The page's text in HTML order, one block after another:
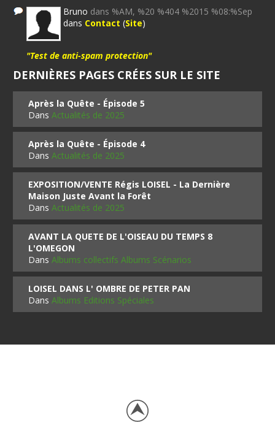
Bruno dans %AM, %20 %404 %2015 %08:%Sep
dans Contact (Site)
"Test de anti-spam protection"
DERNIÈRES PAGES CRÉES SUR LE SITE
Après la Quête - Épisode 5
DansActualités de 2025
Après la Quête - Épisode 4
DansActualités de 2025
EXPOSITION/VENTE Régis LOISEL - La Dernière
Maison Juste Avant la Forêt
DansActualités de 2025
AVANT LA QUETE DE L'OISEAU DU TEMPS 8
L'OMEGON
DansAlbums collectifs Albums Scénarios
LOISEL DANS L' OMBRE DE PETER PAN
DansAlbums Editions Spéciales